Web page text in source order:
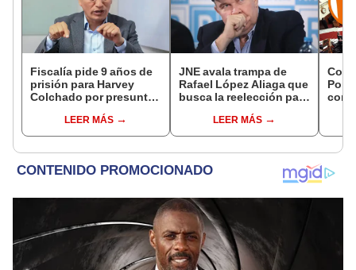
Fiscalía pide 9 años de
prisión para Harvey
Colchado por presunta
incompatible y falsedad
ideológica
LEER MÁS
JNE avala trampa de
Rafael López Aliaga que
busca la reelección para
LEER MÁS